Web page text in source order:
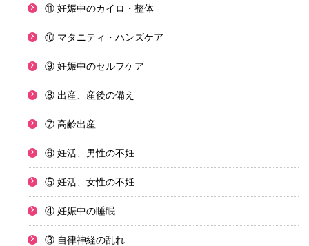
⑪ 妊娠中のカイロ・整体
⑩ マタニティ・ハンズケア
⑨ 妊娠中のセルフケア
⑧ 出産、産後の備え
⑦ 高齢出産
⑥ 妊活、男性の不妊
⑤ 妊活、女性の不妊
④ 妊娠中の睡眠
③ 自律神経の乱れ